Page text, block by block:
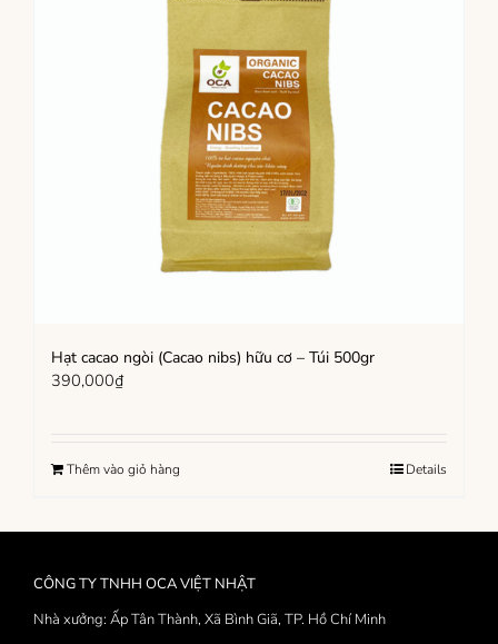
Hạt cacao ngòi (Cacao nibs) hữu cơ – Túi 500gr
390,000₫
Thêm vào giỏ hàng Details
CÔNG TY TNHH OCA VIỆT NHẬT
Nhà xưởng: Ấp Tân Thành, Xã Bình Giã, TP. Hồ Chí Minh